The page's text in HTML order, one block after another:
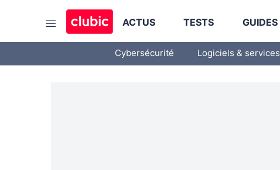
ACTUS TESTS GUIDES
Cybersécurité Logiciels & services